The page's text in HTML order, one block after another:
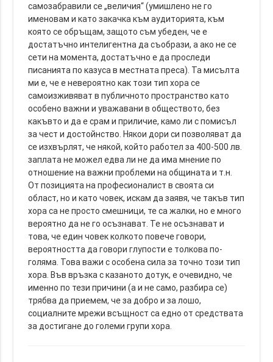
самозабравили се „величия“ (умишлено не го
именовам и като закачка към аудиторията, към
която се обръщам, защото съм убеден, че е
достатъчно интелигентна да съобрази, а ако не се
сети на момента, достатъчно е да проследи
писанията по казуса в местната преса). Та мисълта
ми е, че е невероятно как този тип хора се
самоизживяват в публичното пространство като
особено важни и уважавани в обществото, без
какъвто и да е срам и приличие, камо ли с помисъл
за чест и достойнство. Някои дори си позволяват да
се изхвърлят, че някой, който работел за 400-500 лв.
заплата не можел едва ли не да има мнение по
отношение на важни проблеми на общината и т.н.
От позицията на професионалист в своята си
област, но и като човек, искам да заявя, че такъв тип
хора са не просто смешници, те са жалки, но е много
вероятно да не го осъзнават. Те не осъзнават и
това, че един човек колкото повече говори,
вероятността да говори глупости е толкова по-
голяма. Това важи с особена сила за точно този тип
хора. Във връзка с казаното дотук, е очевидно, че
именно по тези причини (а и не само, разбира се)
трябва да приемем, че за добро и за лошо,
социалните мрежи всъщност са едно от средствата
за достигане до големи групи хора.